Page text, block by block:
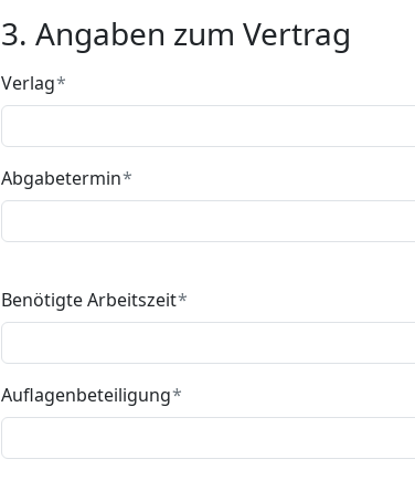
3. Angaben zum Vertrag
Verlag
Abgabetermin
Benötigte Arbeitszeit
Auflagenbeteiligung